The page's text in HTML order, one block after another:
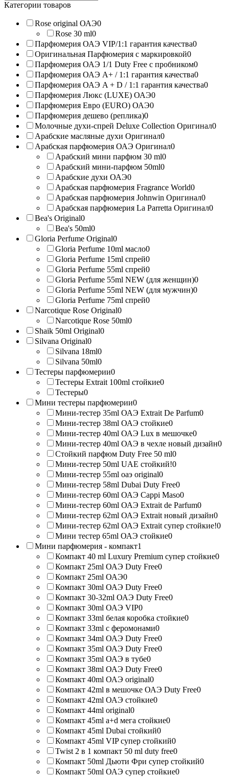
products:
Категории товаров
Rose original ОАЭ0
Rose 30 ml0
Парфюмерия ОАЭ VIP/1:1 гарантия качества0
Оригинальная Парфюмерия с маркировкой0
Парфюмерия ОАЭ 1/1 Duty Free с пробником0
Парфюмерия ОАЭ A+ / 1:1 гарантия качества0
Парфюмерия ОАЭ A + D / 1:1 гарантия качества0
Парфюмерия Люкс (LUXE) ОАЭ0
Парфюмерия Евро (EURO) ОАЭ0
Парфюмерия дешево (реплика)0
Молочные духи-спрей Deluxe Collection Оригинал0
Арабские масляные духи Оригинал0
Арабская парфюмерия ОАЭ Оригинал0
Арабский мини парфюм 30 ml0
Арабский мини-парфюм 50ml0
Арабские духи ОАЭ0
Арабская парфюмерия Fragrance World0
Арабская парфюмерия Johnwin Оригинал0
Арабская парфюмерия La Parretta Оригинал0
Bea's Original0
Bea's 50ml0
Gloria Perfume Original0
Gloria Perfume 10ml масло0
Gloria Perfume 15ml спрей0
Gloria Perfume 55ml спрей0
Gloria Perfume 55ml NEW (для женщин)0
Gloria Perfume 55ml NEW (для мужчин)0
Gloria Perfume 75ml спрей0
Narcotique Rose Original0
Narcotique Rose 50ml0
Shaik 50ml Original0
Silvana Original0
Silvana 18ml0
Silvana 50ml0
Тестеры парфюмерии0
Тестеры Extrait 100ml стойкие0
Тестеры0
Мини тестеры парфюмерии0
Мини-тестер 35ml ОАЭ Extrait De Parfum0
Мини-тестер 38ml ОАЭ стойкие0
Мини-тестер 40ml ОАЭ Lux в мешочке0
Мини-тестер 40ml ОАЭ в чехле новый дизайн0
Стойкий парфюм Duty Free 50 ml0
Мини-тестер 50ml UAE стойкий!0
Мини-тестер 55ml оаэ original0
Мини-тестер 58ml Dubai Duty Free0
Мини-тестер 60ml ОАЭ Cappi Maso0
Мини-тестер 60ml ОАЭ Extrait de Parfum0
Мини-тестер 62ml ОАЭ Extrait новый дизайн0
Мини-тестер 62ml ОАЭ Extrait супер стойкие!0
Мини тестер 65ml ОАЭ стойкие0
Мини парфюмерия - компакт1
Компакт 40 ml Luxury Premium супер стойкие0
Компакт 25ml ОАЭ Duty Free0
Компакт 25ml ОАЭ0
Компакт 30ml ОАЭ Duty Free0
Компакт 30-32ml ОАЭ Duty Free0
Компакт 30ml ОАЭ VIP0
Компакт 33ml белая коробка стойкие0
Компакт 33ml с феромонами0
Компакт 34ml ОАЭ Duty Free0
Компакт 35ml ОАЭ Duty Free0
Компакт 35ml ОАЭ в тубе0
Компакт 38ml ОАЭ Duty Free0
Компакт 40ml ОАЭ original0
Компакт 42ml в мешочке ОАЭ Duty Free0
Компакт 42ml ОАЭ стойкие0
Компакт 44ml original0
Компакт 45ml a+d мега стойкие0
Компакт 45ml Dubai стойкий0
Компакт 45ml VIP супер стойкий0
Twist 2 в 1 компакт 50 ml duty free0
Компакт 50ml Дьюти Фри супер стойкий0
Компакт 50ml ОАЭ супер стойкие0